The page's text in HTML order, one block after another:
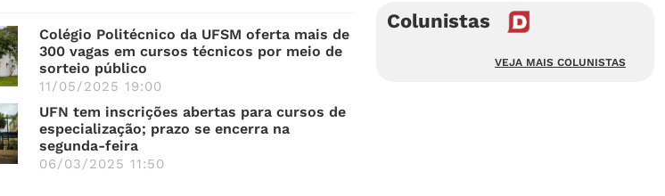
Colégio Politécnico da UFSM oferta mais de
300 vagas em cursos técnicos por meio de
sorteio público
11/05/2025 19:00
UFN tem inscrições abertas para cursos de
especialização; prazo se encerra na
segunda-feira
06/03/2025 11:50
Colunistas
VEJA MAIS COLUNISTAS